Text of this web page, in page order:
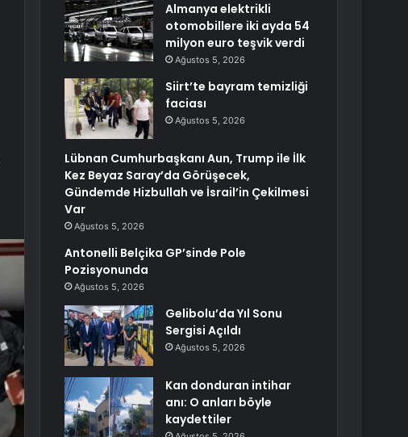
Almanya elektrikli
otomobillere iki ayda 54
milyon euro teşvik verdi
Ağustos 5, 2026
Siirt’te bayram temizliği
faciası
Ağustos 5, 2026
Lübnan Cumhurbaşkanı Aun, Trump ile İlk
Kez Beyaz Saray’da Görüşecek,
Gündemde Hizbullah ve İsrail’in Çekilmesi
Var
Ağustos 5, 2026
Antonelli Belçika GP’sinde Pole
Pozisyonunda
Ağustos 5, 2026
Gelibolu’da Yıl Sonu
Sergisi Açıldı
Ağustos 5, 2026
Kan donduran intihar
anı: O anları böyle
kaydettiler